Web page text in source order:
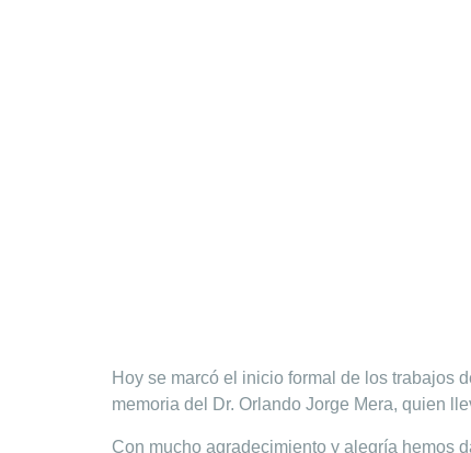
Hoy se marcó el inicio formal de los trabajos
memoria del Dr. Orlando Jorge Mera, quien
Con mucho agradecimiento y alegría hemos